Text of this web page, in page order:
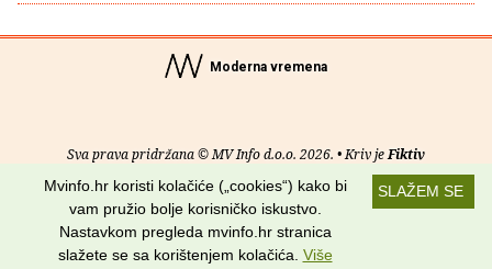
Moderna vremena
Sva prava pridržana © MV Info d.o.o. 2026. • Kriv jeFiktiv
Uvjeti korištenja RSS kanali
Potraži nas na:
SLAŽEM SE
Mvinfo.hr koristi kolačiće („cookies“) kako bi
vam pružio bolje korisničko iskustvo.
Nastavkom pregleda mvinfo.hr stranica
slažete se sa korištenjem kolačića. Više